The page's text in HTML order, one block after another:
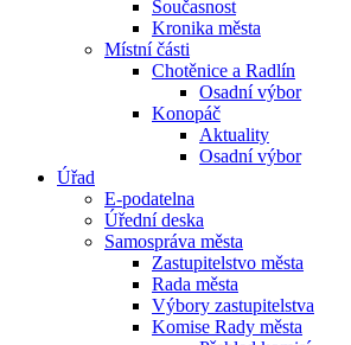
Současnost
Kronika města
Místní části
Chotěnice a Radlín
Osadní výbor
Konopáč
Aktuality
Osadní výbor
Úřad
E-podatelna
Úřední deska
Samospráva města
Zastupitelstvo města
Rada města
Výbory zastupitelstva
Komise Rady města